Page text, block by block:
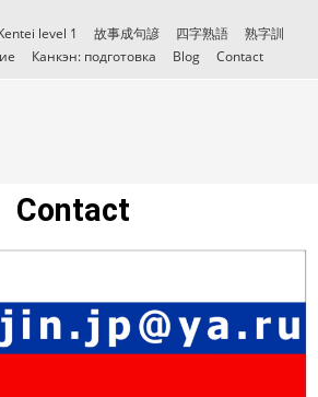
level 1 故事成句諺 四字熟語
熟字訓
Канкэн: подготовка Blog Contact
Contact